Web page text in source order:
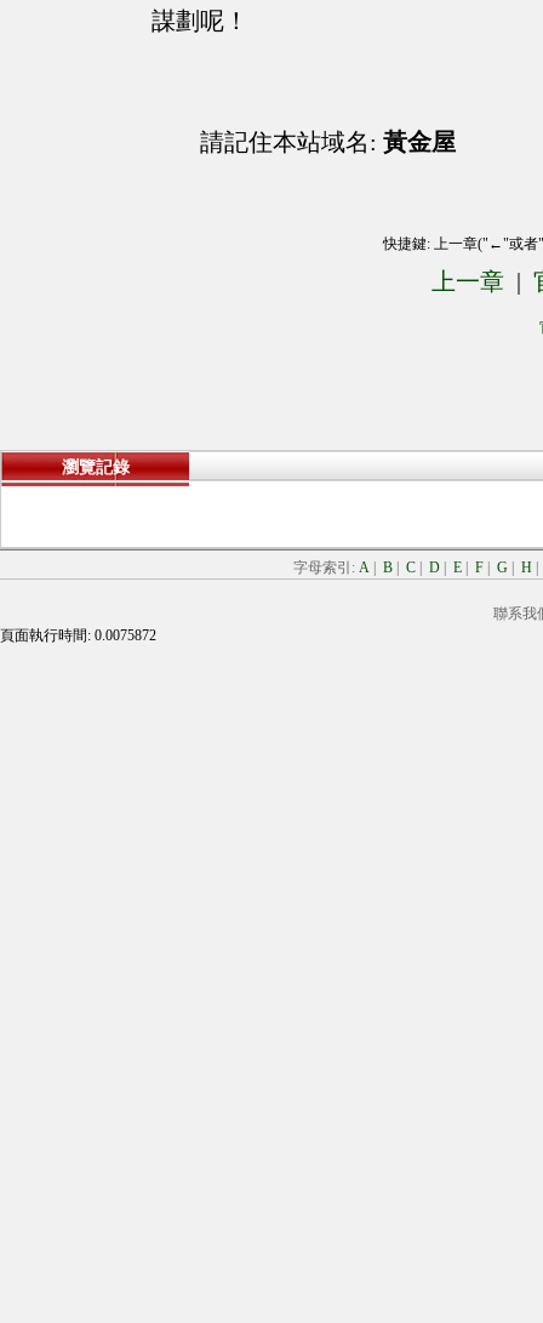
謀劃呢！
請記住本站域名: 黃金屋
快捷鍵: 上一章("←"或
上一章 |
瀏覽記錄
字母索引: A B C D E F G H
聯系我
頁面執行時間: 0.0075872